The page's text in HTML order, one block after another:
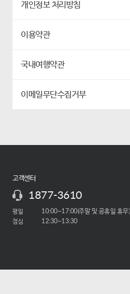
개인정보 처리방침
이용약관
국내여행약관
이메일무단수집거부
고객센터
1877-3610
평일 10:00~17:00(주말 및 공휴일 휴무)
점심 12:30~13:30